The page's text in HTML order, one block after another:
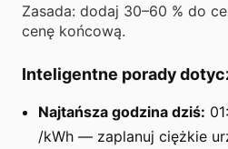
Zasada: dodaj 30–60 % do
cenę końcową.
Inteligentne porady
Najtańsza godzina dziś:
/kWh — zaplanuj ciężkie